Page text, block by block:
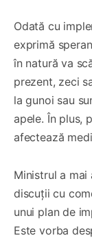
Odată cu
exprimă
în natură va
prezent, zeci
la gunoi sau
apele. În plus,
afectează
Ministrul a
discuții cu
unui plan de
Este vorba